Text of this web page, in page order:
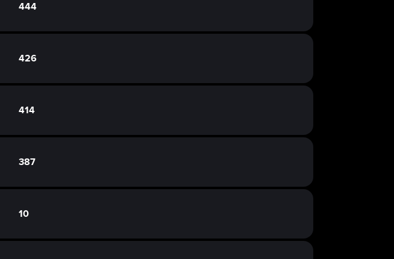
444
426
414
387
10